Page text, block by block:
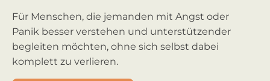
Für Menschen, die jemanden mit Angst oder
Panik besser verstehen und unterstützender
begleiten möchten, ohne sich selbst dabei
komplett zu verlieren.